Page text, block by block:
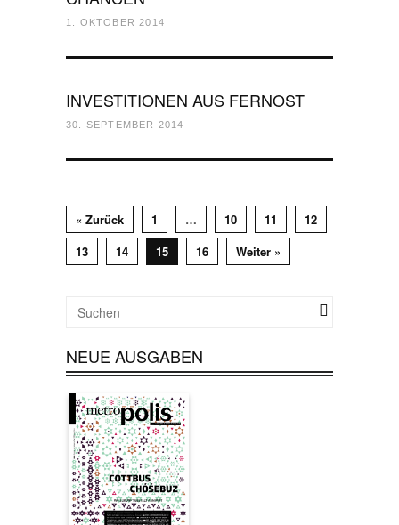
1. OKTOBER 2014
INVESTITIONEN AUS FERNOST
30. SEPTEMBER 2014
« Zurück 1 … 10 11
12
13
14 15 16 Weiter »
NEUE AUSGABEN